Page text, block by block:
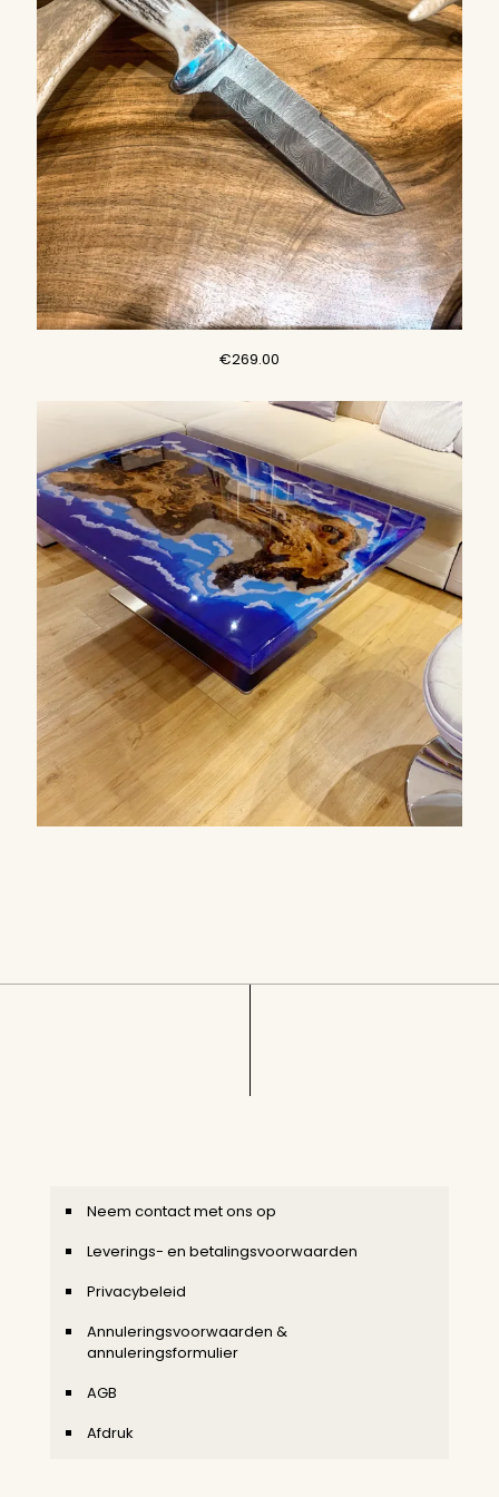
€269.00
Neem contact met ons op
Leverings- en betalingsvoorwaarden
Privacybeleid
Annuleringsvoorwaarden &
annuleringsformulier
AGB
Afdruk